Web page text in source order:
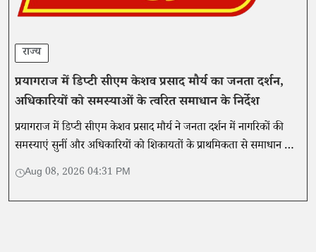
राज्य
प्रयागराज में डिप्टी सीएम केशव प्रसाद मौर्य का जनता दर्शन,
अधिकारियों को समस्याओं के त्वरित समाधान के निर्देश
प्रयागराज में डिप्टी सीएम केशव प्रसाद मौर्य ने जनता दर्शन में नागरिकों की
समस्याएं सुनीं और अधिकारियों को शिकायतों के प्राथमिकता से समाधान के
निर्देश दिए।
Aug 08, 2026 04:31 PM